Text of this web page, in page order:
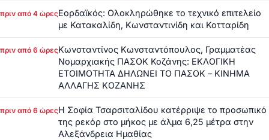
πριν από 4 ώρεςΕορδαϊκός: Ολοκληρώθηκε το τεχνικό επιτελείο
με Κατακαλίδη, Κωνσταντινίδη και Κοτταρίδη
πριν από 6 ώρεςΚωνσταντίνος Κωνσταντόπουλος, Γραμματέας
Νομαρχιακής ΠΑΣΟΚ Κοζάνης: ΕΚΛΟΓΙΚΗ
ΕΤΟΙΜΟΤΗΤΑ ΔΗΛΩΝΕΙ ΤΟ ΠΑΣΟΚ – ΚΙΝΗΜΑ
ΑΛΛΑΓΗΣ ΚΟΖΑΝΗΣ
πριν από 6 ώρεςΗ Σοφία Τσαρσιταλίδου κατέρριψε το προσωπικό
της ρεκόρ στο μήκος με άλμα 6,25 μέτρα στην
Αλεξάνδρεια Ημαθίας